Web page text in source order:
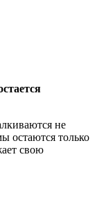
не
остаются только
свою